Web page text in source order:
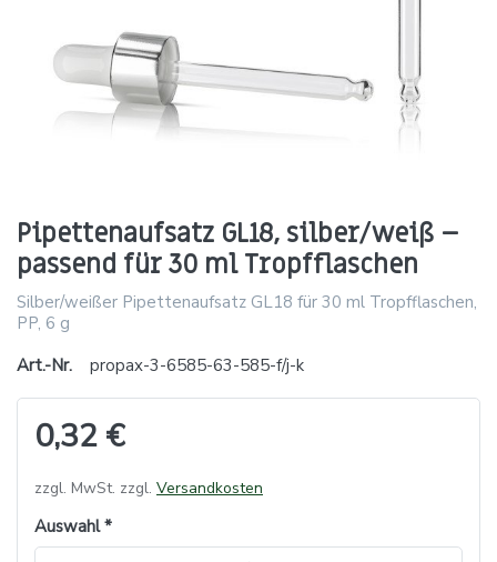
Pipettenaufsatz GL18, silber/weiß –
passend für 30 ml Tropfflaschen
Silber/weißer Pipettenaufsatz GL18 für 30 ml Tropfflaschen,
PP, 6 g
Art.-Nr.
propax-3-6585-63-585-f/j-k
0,32 €
zzgl. MwSt. zzgl. Versandkosten
Auswahl